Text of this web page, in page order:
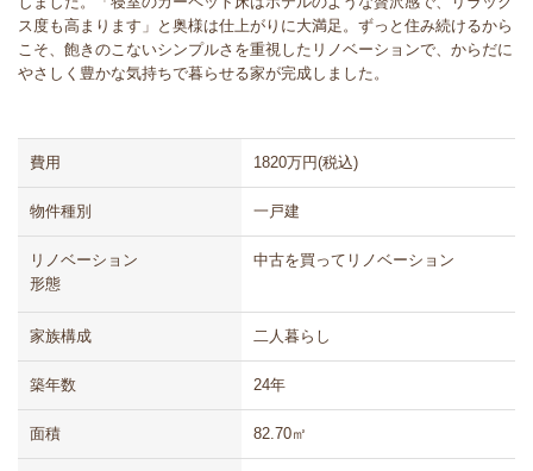
ス度も高まります」と奥様は仕上がりに大満足。ずっと住み続けるから
こそ、飽きのこないシンプルさを重視したリノベーションで、からだに
やさしく豊かな気持ちで暮らせる家が完成しました。
費用 1820万円(税込)
物件種別 一戸建
リノベーション
形態
中古を買ってリノベーション
家族構成 二人暮らし
築年数 24年
面積 82.70㎡